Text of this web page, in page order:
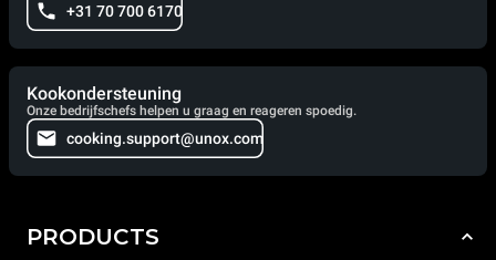
+31 70 700 6170
Kookondersteuning
Onze bedrijfschefs helpen u graag en reageren spoedig.
cooking.support@unox.com
PRODUCTS